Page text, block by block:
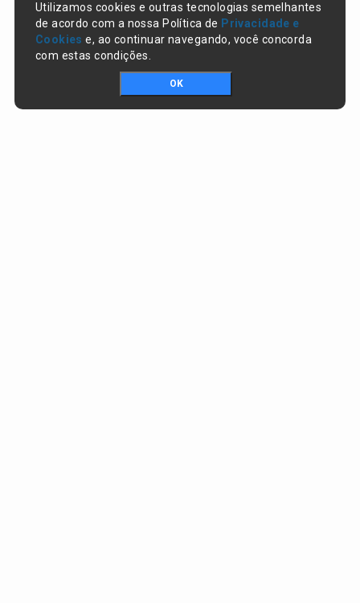
Utilizamos cookies e outras tecnologias semelhantes
de acordo com a nossa Política de Privacidade e
Cookies e, ao continuar navegando, você concorda
com estas condições.
OK